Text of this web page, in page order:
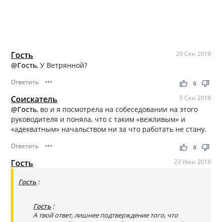
Гость 20 Сен 2018
@Гость, У Ветрянной?
Ответить ••• thumb_up thumb_down
0
Соискатель 5 Сен 2018
@Гость, во и я посмотрела на собеседовании на этого
руководителя и поняла, что с таким «вежливым» и
«адекватным» начальством ни за что работать не стану.
Ответить ••• thumb_up thumb_down
0
Гость 23 Июн 2018
Гость :
Гость :
А твой ответ, лишнее подтверждение того, что